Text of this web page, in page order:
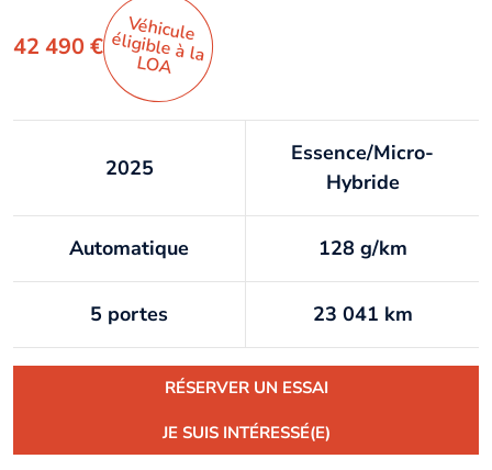
42 490 €
Véhicule
éligible à la
LO
A
2025
Essence/Micro-
Hybride
Automatique 128 g/km
5 portes 23 041 km
RÉSERVER UN ESSAI
JE SUIS INTÉRESSÉ(E)